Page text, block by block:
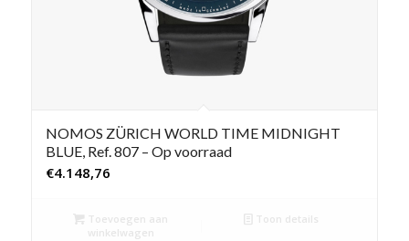
NOMOS ZÜRICH WORLD TIME MIDNIGHT
BLUE, Ref. 807 – Op voorraad
€4.148,76
Toevoegen aan
winkelwagen
Toon details